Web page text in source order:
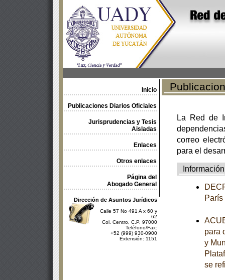
Inicio
Publicaciones Diarios Oficiales
Jurisprudencias y Tesis
Aisladas
Enlaces
Otros enlaces
Página del
Abogado General
Dirección de Asuntos Jurídicos
Calle 57 No 491 A x 60 y
62
Col. Centro, C.P. 97000
Teléfono/Fax:
+52 (999) 930-0900
Extensión: 1151
La Red de
correo
para el
Información
para
y
se